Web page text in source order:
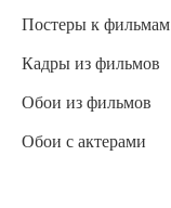
Постеры к фильмам
Кадры из фильмов
Обои из фильмов
Обои с актерами